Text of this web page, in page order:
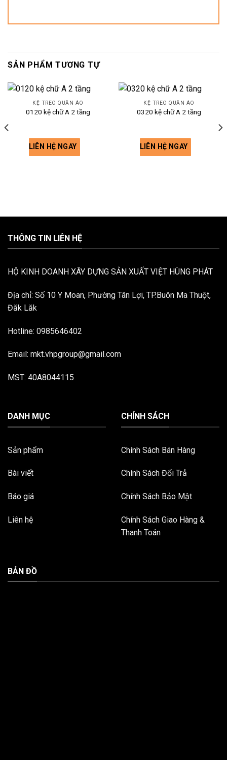
SẢN PHẨM TƯƠNG TỰ
KỆ TREO QUẦN ÁO
0120 kệ chữ A 2 tầng
LIÊN HỆ NGAY
KỆ TREO QUẦN ÁO
0320 kệ chữ A 2 tầng
LIÊN HỆ NGAY
THÔNG TIN LIÊN HỆ
HỘ KINH DOANH XÂY DỰNG SẢN XUẤT VIỆT HÙNG PHÁT
Địa chỉ: Số 10 Y Moan, Phường Tân Lợi, TP.Buôn Ma Thuột,
Đăk Lăk
Hotline: 0985646402
Email: mkt.vhpgroup@gmail.com
MST: 40A8044115
DANH MỤC
Sản phẩm
Bài viết
Báo giá
Liên hệ
CHÍNH SÁCH
Chính Sách Bán Hàng
Chính Sách Đổi Trả
Chính Sách Bảo Mật
Chính Sách Giao Hàng &
Thanh Toán
BẢN ĐỒ